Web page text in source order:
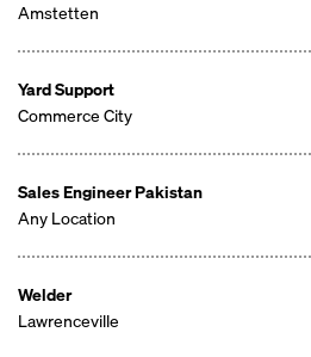
Amstetten
Yard Support
Commerce City
Sales Engineer Pakistan
Any Location
Welder
Lawrenceville